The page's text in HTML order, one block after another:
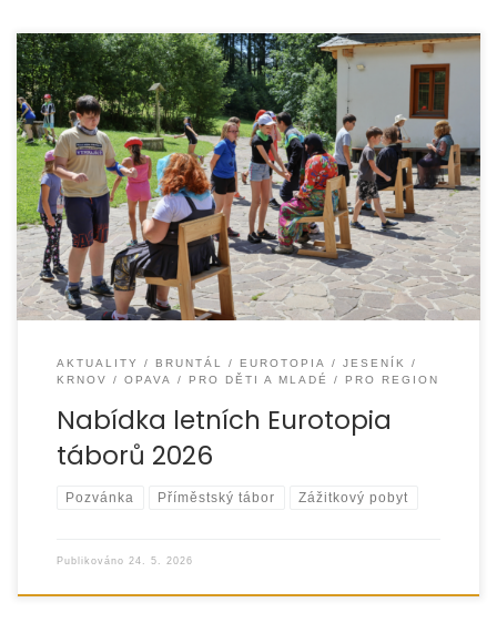
Jako každý rok připravujeme na letní prázdniny řadu
volnočasových aktivit pro děti ze znevýhodněných rodin.
Cílem je zpříjemnit jim dny
AKTUALITY BRUNTÁL EUROTOPIA
JESENÍK
KRNOV
OPAVA PRO DĚTI A MLADÉ PRO REGION
Nabídka letních Eurotopia
táborů 2026
Pozvánka Příměstský tábor Zážitkový pobyt
Publikováno 24. 5. 2026